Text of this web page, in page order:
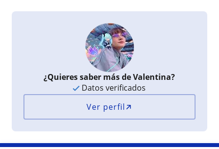
¿Quieres saber más de Valentina?
Datos verificados
Ver perfil